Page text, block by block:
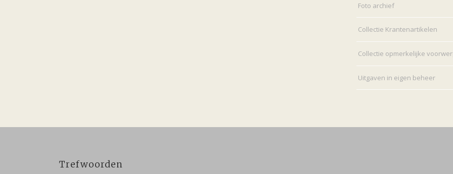
Foto archief
Collectie Krantenartikelen
Collectie opmerkelijke
Uitgaven in eigen beheer
Trefwoorden